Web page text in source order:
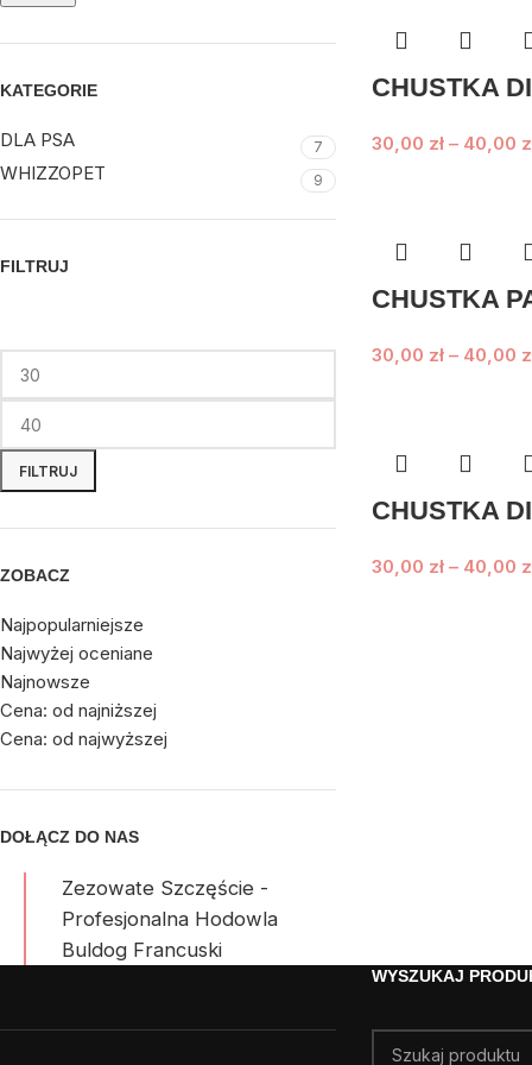
KATEGORIE
DLA PSA 7
WHIZZOPET 9
FILTRUJ
FILTRUJ
ZOBACZ
Najpopularniejsze
Najwyżej oceniane
Najnowsze
Cena: od najniższej
Cena: od najwyższej
DOŁĄCZ DO NAS
Zezowate Szczęście -
Profesjonalna Hodowla
Buldog Francuski
CHUSTKA
30,00 zł – 40,00
CHUSTKA
30,00 zł – 40,00
CHUSTKA
30,00 zł – 40,00
WYSZUKAJ